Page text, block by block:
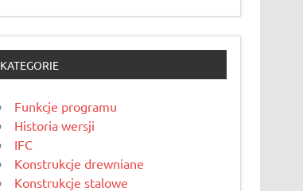
KATEGORIE
Funkcje programu
Historia wersji
IFC
Konstrukcje drewniane
Konstrukcje stalowe